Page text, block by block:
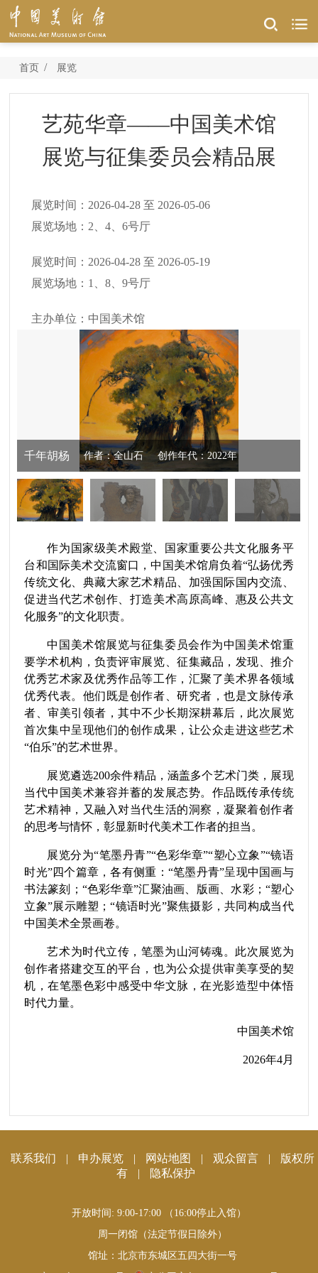
首页 / 展览
艺苑华章——中国美术馆
展览与征集委员会精品展
展览时间： 2026-04-28 至 2026-05-06
展览场地： 2、4、6号厅
展览时间： 2026-04-28 至 2026-05-19
展览场地： 1、8、9号厅
主办单位： 中国美术馆
千年胡杨 作者：全山石 创作年代：2022年
规格：113cm×125cm 品类：油画
作为国家级美术殿堂、国家重要公共文化服务平
台和国际美术交流窗口，中国美术馆肩负着“弘扬优秀
传统文化、典藏大家艺术精品、加强国际国内交流、
促进当代艺术创作、打造美术高原高峰、惠及公共文
化服务”的文化职责。
中国美术馆展览与征集委员会作为中国美术馆重
要学术机构，负责评审展览、征集藏品，发现、推介
优秀艺术家及优秀作品等工作，汇聚了美术界各领域
优秀代表。他们既是创作者、研究者，也是文脉传承
者、审美引领者，其中不少长期深耕幕后，此次展览
首次集中呈现他们的创作成果，让公众走进这些艺术
“伯乐”的艺术世界。
展览遴选200余件精品，涵盖多个艺术门类，展现
当代中国美术兼容并蓄的发展态势。作品既传承传统
艺术精神，又融入对当代生活的洞察，凝聚着创作者
的思考与情怀，彰显新时代美术工作者的担当。
展览分为“笔墨丹青”“色彩华章”“塑心立象”“镜语
时光”四个篇章，各有侧重：“笔墨丹青”呈现中国画与
书法篆刻；“色彩华章”汇聚油画、版画、水彩；“塑心
立象”展示雕塑；“镜语时光”聚焦摄影，共同构成当代
中国美术全景画卷。
艺术为时代立传，笔墨为山河铸魂。此次展览为
创作者搭建交互的平台，也为公众提供审美享受的契
机，在笔墨色彩中感受中华文脉，在光影造型中体悟
时代力量。
中国美术馆
2026年4月
联系我们 | 申办展览 | 网站地图 | 观众留言 |
版权所
有
| 隐私保护
开放时间: 9:00-17:00 （16:00停止入馆）
周一闭馆（法定节假日除外）
馆址：北京市东城区五四大街一号